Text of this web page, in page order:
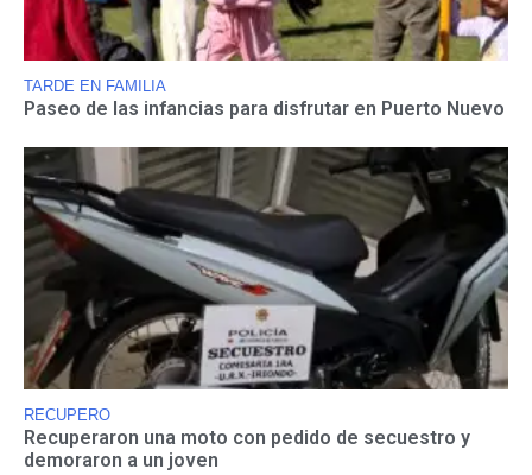
TARDE EN FAMILIA
Paseo de las infancias para disfrutar en Puerto Nuevo
RECUPERO
Recuperaron una moto con pedido de secuestro y
demoraron a un joven